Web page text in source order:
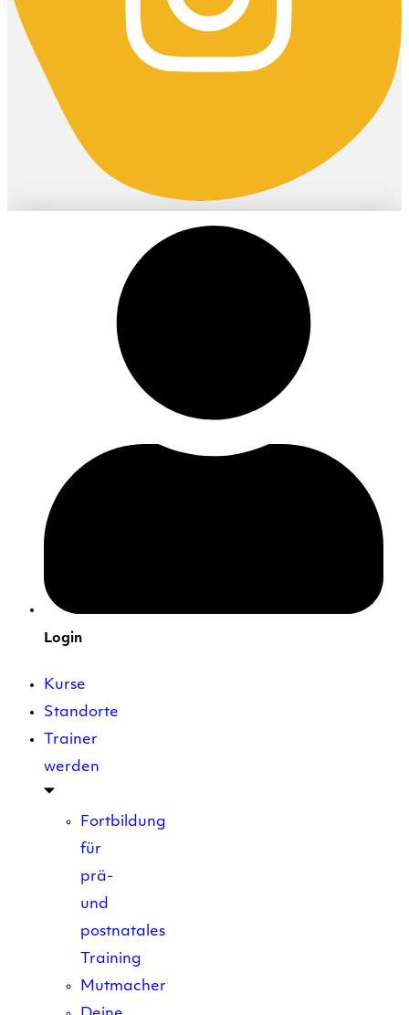
Login
Kurse
Standorte
Trainer
werden
Fortbildung
für
prä-
und
postnatales
Training
Mutmacher